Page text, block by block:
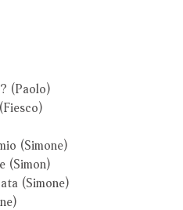
(Paolo)
(Simone)
(Simon)
(Simone)